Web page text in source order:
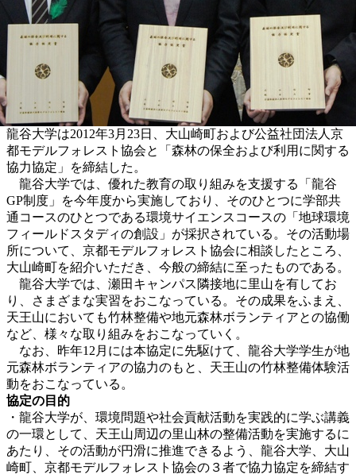
龍谷大学は2012年3月23日、大山崎町および公益社団法人京
都モデルフォレスト協会と「森林の保全および利用に関する
協力協定」を締結した。
龍谷大学では、優れた教育の取り組みを支援する「龍谷
GP制度」を今年度から実施しており、そのひとつに学部共
通コースのひとつである環境サイエンスコースの「地球環境
フィールドスタディの創設」が採択されている。その活動場
所について、京都モデルフォレスト協会に相談したところ、
大山崎町を紹介いただき、今般の締結に至ったものである。
龍谷大学では、瀬田キャンパス隣接地に里山を有してお
り、さまざまな実習をおこなっている。その成果をふまえ、
天王山においても竹林整備や地元森林ボランティアとの協働
など、様々な取り組みをおこなっていく。
なお、昨年12月には本協定に先駆けて、龍谷大学学生が地
元森林ボランティアの協力のもと、天王山の竹林整備体験活
動をおこなっている。
協定の目的
・龍谷大学が、環境問題や社会貢献活動を実践的に学ぶ講義
の一環として、天王山周辺の里山林の整備活動を実施するに
あたり、その活動が円滑に推進できるよう、龍谷大学、大山
崎町、京都モデルフォレスト協会の３者で協力協定を締結す